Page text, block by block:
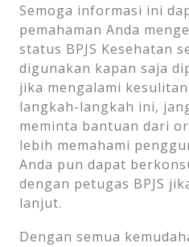
Semoga informasi ini
pemahaman Anda
status BPJS Kesehatan
digunakan kapan saja
jika mengalami
langkah-langkah ini,
meminta bantuan dari
lebih memahami
Anda pun dapat
dengan petugas BPJS
lanjut.
Dengan semua